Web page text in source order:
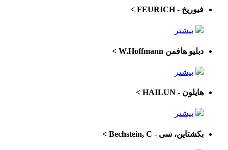
فیوریخ - FEURICH >
بیشتر
دبلیو هافمن W.Hoffmann >
بیشتر
هایلون - HAILUN >
بیشتر
بکشتاین، سی - Bechstein, C >